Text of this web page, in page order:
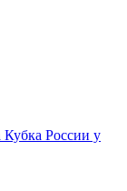
Кубка России у